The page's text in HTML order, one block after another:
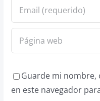
Guarde mi nombre,
en este navegador